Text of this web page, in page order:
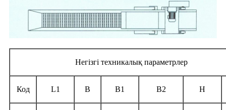
Негізгі техникалық параметрлер
Код L1 B B1 B2 H